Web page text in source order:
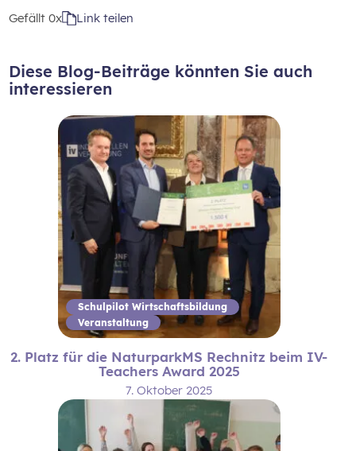
Gefällt0x Link teilen
Diese Blog-Beiträge könnten Sie auch
interessieren
Schulpilot Wirtschaftsbildung
Veranstaltung
2. Platz für die NaturparkMS Rechnitz beim IV-
Teachers Award 2025
7. Oktober 2025